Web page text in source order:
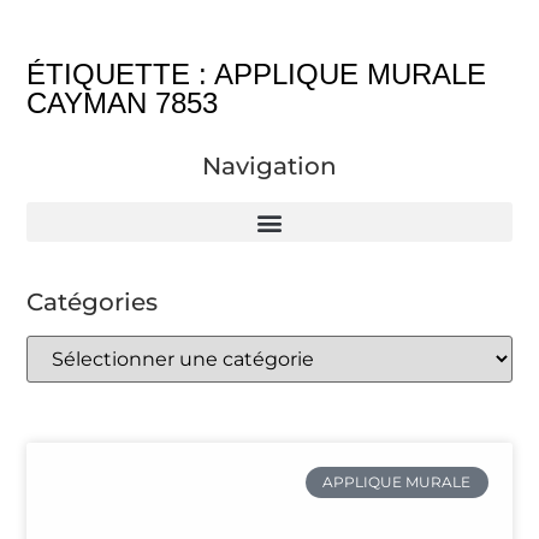
ÉTIQUETTE : APPLIQUE MURALE
CAYMAN 7853
Navigation
Catégories
APPLIQUE MURALE